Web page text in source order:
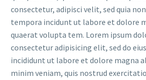
consectetur, adipisci velit, sed quia
tempora incidunt ut labore et dolore
quaerat volupta tem. Lorem ipsum
consectetur adipisicing elit, sed do
incididunt ut labore et dolore magna
minim veniam, quis nostrud